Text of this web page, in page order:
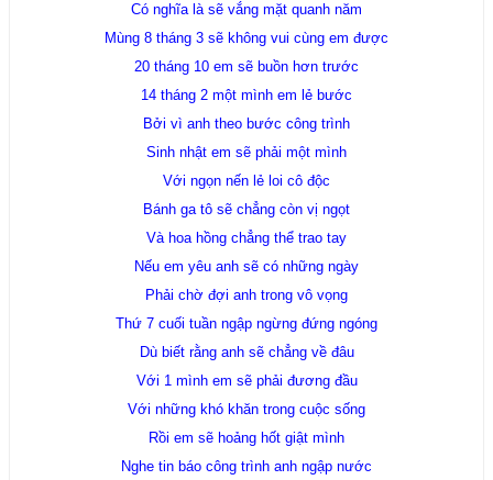
Có nghĩa là sẽ vắng mặt quanh năm
Mùng 8 tháng 3 sẽ không vui cùng em được
20 tháng 10 em sẽ buồn hơn trước
14 tháng 2 một mình em lẻ bước
Bởi vì anh theo bước công trình
Sinh nhật em sẽ phải một mình
Với ngọn nến lẻ loi cô độc
Bánh ga tô sẽ chẳng còn vị ngọt
Và hoa hồng chẳng thể trao tay
Nếu em yêu anh sẽ có những ngày
Phải chờ đợi anh trong vô vọng
Thứ 7 cuối tuần ngập ngừng đứng ngóng
Dù biết rằng anh sẽ chẳng về đâu
Với 1 mình em sẽ phải đương đầu
Với những khó khăn trong cuộc sống
Rồi em sẽ hoảng hốt giật mình
Nghe tin báo công trình anh ngập nước